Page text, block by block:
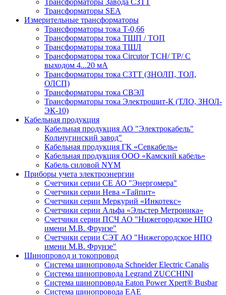
Трансформаторы Завода СЗТТ
Трансформаторы SEA
Измерительные трансформаторы
Трансформаторы тока Т-0,66
Трансформаторы тока ТШП / ТОП
Трансформаторы тока ТШЛ
Трансформаторы тока Circutor TCH/ TP/ С
выходом 4...20 мА
Трансформаторы тока СЗТТ (ЗНОЛП, ТОЛ,
ОЛСП)
Трансформаторы тока СВЭЛ
Трансформаторы тока Электрощит-К (ТЛО, ЗНОЛ-
ЭК-10)
Кабельная продукция
Кабельная продукция АО "Электрокабель"
Кольчугинский завод"
Кабельная продукция ГК «Севкабель»
Кабельная продукция ООО «Камский кабель»
Кабель силовой NYM
Приборы учета электроэнергии
Счетчики серии СЕ АО "Энергомера"
Счетчики серии Нева «Тайпит»
Счетчики серии Меркурий «Инкотекс»
Счетчики серии Альфа «Эльстер Метроника»
Счетчики серии ПСЧ АО "Нижегородское НПО
имени М.В. Фрунзе"
Счетчики серии СЭТ АО "Нижегородское НПО
имени М.В. Фрунзе"
Шинопровод и токопровод
Система шинопровода Schneider Electric Canalis
Система шинопровода Legrand ZUCCHINI
Система шинопровода Eaton Power Xpert® Busbar
Система шинопровода EAE